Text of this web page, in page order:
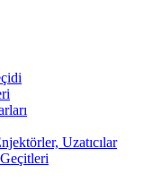
Uzatıcılar